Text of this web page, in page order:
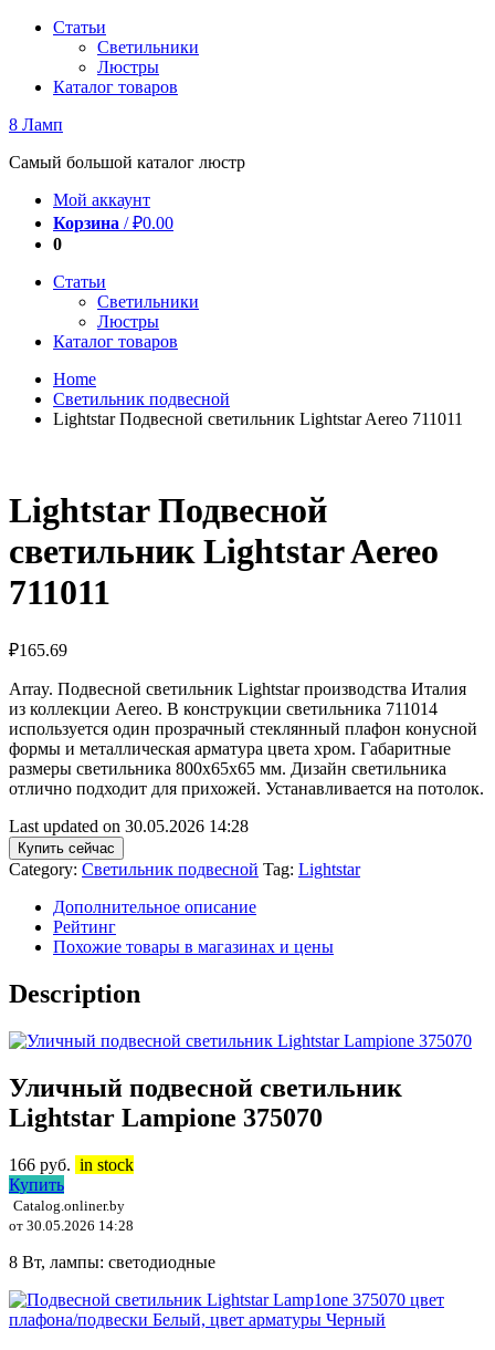
Перейти
содержимому
Статьи
Светильники
Люстры
Каталог товаров
8 Ламп
Самый большой каталог люстр
Мой аккаунт
Корзина /₽0.00
0
Статьи
Светильники
Люстры
Каталог товаров
Home
Светильник подвесной
Lightstar Подвесной светильник Lightstar Aereo 711011
Lightstar Подвесной
светильник Lightstar Aereo
711011
₽165.69
Array. Подвесной светильник Lightstar производства Италия
из коллекции Aereo. В конструкции светильника 711014
используется один прозрачный стеклянный плафон конусной
формы и металлическая арматура цвета хром. Габаритные
размеры светильника 800x65x65 мм. Дизайн светильника
отлично подходит для прихожей. Устанавливается на потолок.
Last updated on 30.05.2026 14:28
Купить сейчас
Category: Светильник подвесной Tag: Lightstar
Дополнительное описание
Рейтинг
Похожие товары в магазинах и цены
Description
Уличный подвесной светильник
Lightstar Lampione 375070
166 руб. in stock
Купить
Catalog.onliner.by
от 30.05.2026 14:28
8 Вт, лампы: светодиодные